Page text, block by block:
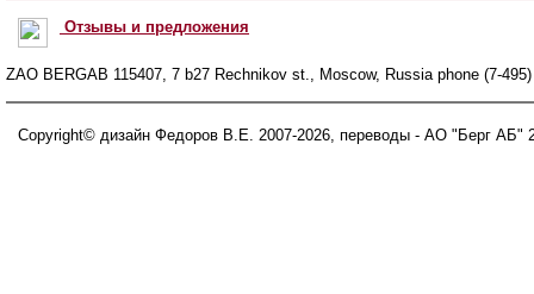
Отзывы и предложения
ZAO BERGAB 115407, 7 b27 Rechnikov st., Moscow, Russia phone (7-
Copyright© дизайн Федоров В.Е. 2007-2026, переводы - АО "Берг АБ"